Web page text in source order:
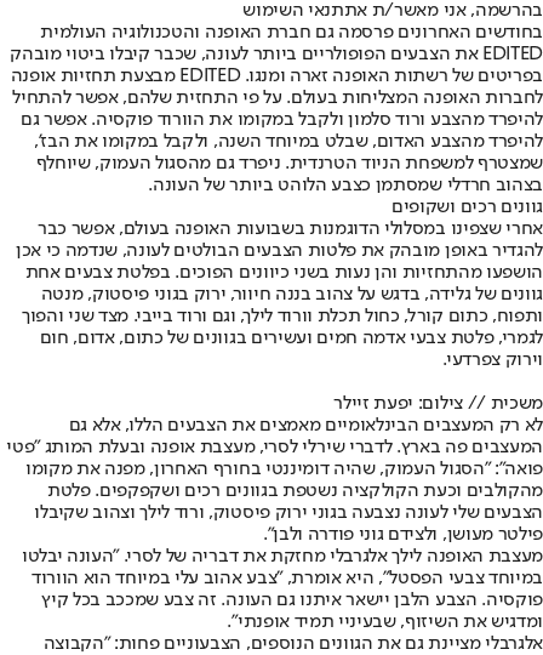
בהרשמה, אני מאשר/ת אתתנאי השימוש
בחודשים האחרונים פרסמה גם חברת האופנה והטכנולוגיה העולמית
EDITED את הצבעים הפופולריים ביותר לעונה, שכבר קיבלו ביטוי מובהק
בפריטים של רשתות האופנה זארה ומנגו. EDITED מבצעת תחזיות אופנה
לחברות האופנה המצליחות בעולם. על פי התחזית שלהם, אפשר להתחיל
להיפרד מהצבע ורוד סלמון ולקבל במקומו את הוורוד פוקסיה. אפשר גם
להיפרד מהצבע האדום, שבלט במיוחד השנה, ולקבל במקומו את הבז',
שמצטרף למשפחת הניוד הטרנדית. ניפרד גם מהסגול העמוק, שיוחלף
בצהוב חרדלי שמסתמן כצבע הלוהט ביותר של העונה.
גוונים רכים ושקופים
אחרי שצפינו במסלולי הדוגמנות בשבועות האופנה בעולם, אפשר כבר
להגדיר באופן מובהק את פלטות הצבעים הבולטים לעונה, שנדמה כי אכן
הושפעו מהתחזיות והן נעות בשני כיוונים הפוכים. בפלטת צבעים אחת
גוונים של גלידה, בדגש על צהוב בננה חיוור, ירוק בגוני פיסטוק, מנטה
ותפוח, כתום קורל, כחול תכלת וורוד לילך, וגם ורוד בייבי. מצד שני והפוך
לגמרי, פלטת צבעי אדמה חמים ועשירים בגוונים של כתום, אדום, חום
וירוק צפרדעי.
משכית // צילום: יפעת זיילר
לא רק המעצבים הבינלאומיים מאמצים את הצבעים הללו, אלא גם
המעצבים פה בארץ. לדברי שירלי לסרי, מעצבת אופנה ובעלת המותג "פטי
פואה": "הסגול העמוק, שהיה דומיננטי בחורף האחרון, מפנה את מקומו
מהקולבים וכעת הקולקציה נשטפת בגוונים רכים ושקפקפים. פלטת
הצבעים שלי לעונה נצבעה בגוני ירוק פיסטוק, ורוד לילך וצהוב שקיבלו
פילטר מעושן, ולצידם גוני פודרה ולבן".
מעצבת האופנה לילך אלגרבלי מחזקת את דבריה של לסרי. "העונה יבלטו
במיוחד צבעי הפסטל", היא אומרת, "צבע אהוב עלי במיוחד הוא הוורוד
פוקסיה. הצבע הלבן יישאר איתנו גם העונה. זה צבע שמככב בכל קיץ
ומדגיש את השיזוף, שבעיניי תמיד אופנתי".
אלגרבלי מציינת גם את הגוונים הנוספים, הצבעוניים פחות: "הקבוצה